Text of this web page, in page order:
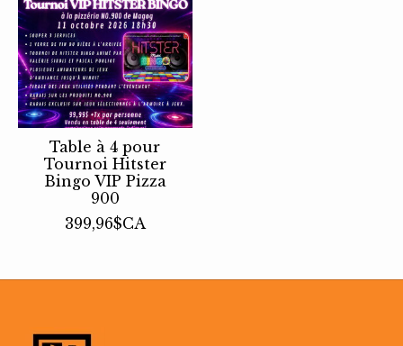
Table à 4 pour
Tournoi Hitster
Bingo VIP Pizza
900
399,96$CA